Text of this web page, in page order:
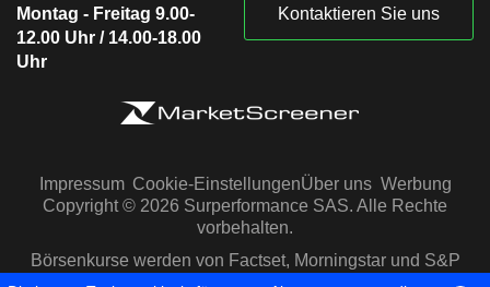
Montag - Freitag 9.00-
12.00 Uhr / 14.00-18.00
Uhr
Kontaktieren Sie uns
Impressum Cookie-EinstellungenÜber uns Werbung
Copyright © 2026 Surperformance SAS. Alle Rechte
vorbehalten.
Börsenkurse werden von Factset, Morningstar und S&P
Capital IQ zur Verfügung gestellt